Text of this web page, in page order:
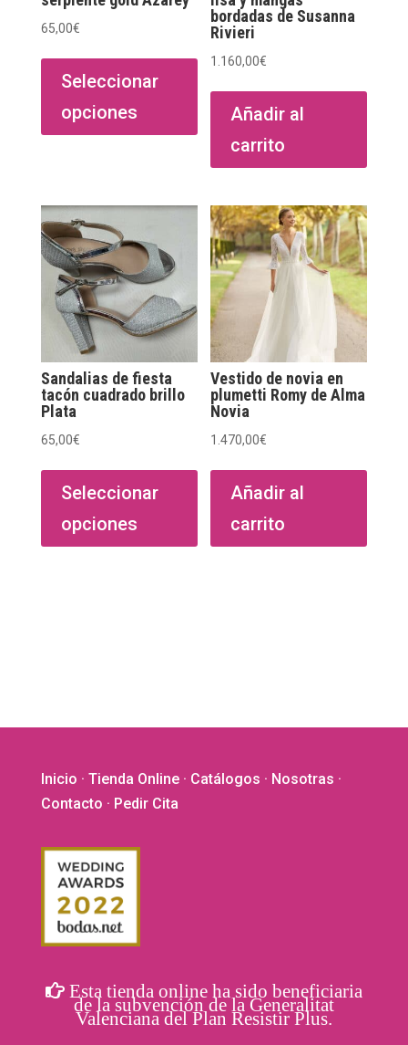
65,00€
Seleccionar
opciones
tiene
múltiples
variantes.
Las
se
pueden
elegir
en
la
página
de
producto
bordadas de Susanna
Rivieri
1.160,00€
Añadir al
carrito
Sandalias de fiesta
tacón cuadrado brillo
Plata
65,00€
Seleccionar
opciones
producto
múltiples
de
Vestido de novia en
plumetti Romy de Alma
Novia
1.470,00€
Añadir al
carrito
Inicio · Tienda Online· Catálogos · Nosotras ·
Contacto · Pedir Cita
Esta tienda online ha sido beneficiaria
de la subvención de la Generalitat
Valenciana del Plan Resistir Plus.